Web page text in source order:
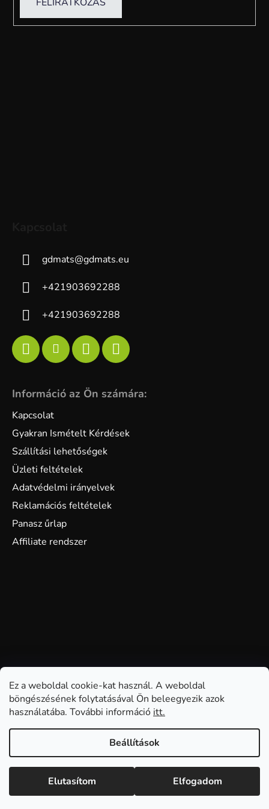
Ez a weboldal cookie-kat használ. A weboldal
böngészésének folytatásával Ön beleegyezik azok
használatába. További információ itt.
Beállítások
Elutasítom Elfogadom
FELIRATKOZÁS
gdmats@gdmats.eu
+421903692288
+421903692288
Információ az Ön számára:
Kapcsolat
Gyakran Ismételt Kérdések
Szállítási lehetőségek
Üzleti feltételek
Adatvédelmi irányelvek
Reklamációs feltételek
Panasz űrlap
Affiliate rendszer
Shoptet készítette
Copyright 2026GDmatsEU. Minden jog fenntartva.